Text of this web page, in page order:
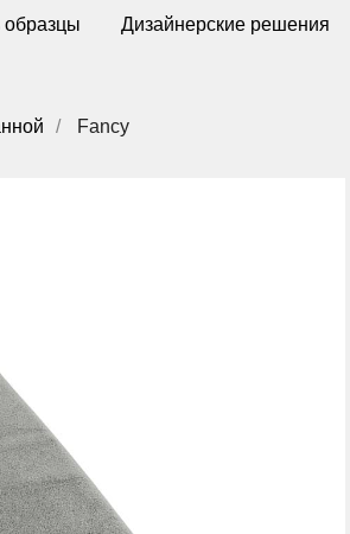
образцы Дизайнерские решения
/ Fancy